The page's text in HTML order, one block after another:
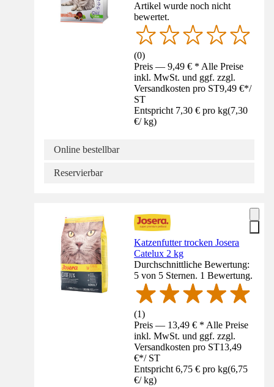
Artikel wurde noch nicht
bewertet.
(0)
Preis — 9,49 € * Alle Preise
inkl. MwSt. und ggf. zzgl.
Versandkosten pro ST9,49 €*/
ST
Entspricht 7,30 € pro kg(7,30
€/ kg)
Online bestellbar
Reservierbar
Katzenfutter trocken Josera
Catelux 2 kg
Durchschnittliche Bewertung:
5 von 5 Sternen. 1 Bewertung.
(1)
Preis — 13,49 € * Alle Preise
inkl. MwSt. und ggf. zzgl.
Versandkosten pro ST13,49
€*/ ST
Entspricht 6,75 € pro kg(6,75
€/ kg)